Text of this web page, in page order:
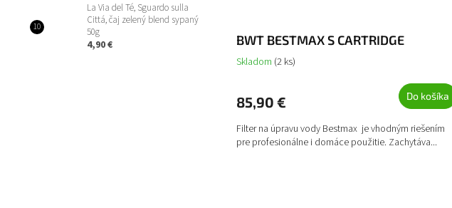
La Via del Té, Sguardo sulla
Cittá, čaj zelený blend sypaný
50g
4,90 € BWT BESTMAX S CARTRIDGE
Skladom (2 ks)
85,90 € Do košíka
Filter na úpravu vody Bestmax je vhodným riešením
pre profesionálne i domáce použitie. Zachytáva...